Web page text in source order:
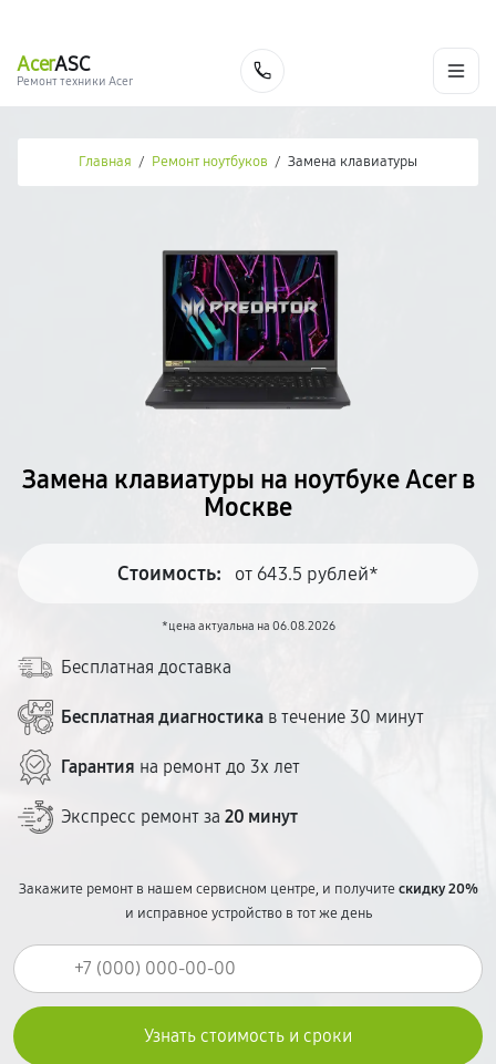
AcerASC
Ремонт техники Acer
Главная / Ремонт ноутбуков / Замена клавиатуры
Замена клавиатуры на ноутбуке Acer в
Москве
Стоимость: от 643.5 рублей*
*цена актуальна на 06.08.2026
Бесплатная доставка
Бесплатная диагностика в течение 30 минут
Гарантия на ремонт до 3х лет
Экспресс ремонт за 20 минут
Закажите ремонт в нашем сервисном центре, и получитескидку 20%
и исправное устройство в тот же день